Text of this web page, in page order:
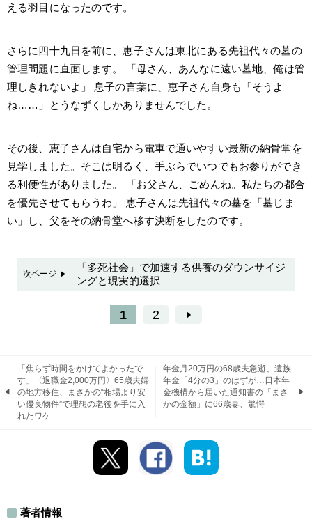
える羽目になったのです。
さらに四十九日を前に、恵子さんは東北にある先祖代々の墓の
管理問題に直面します。 「母さん、あんなに遠い墓地、俺は管
理しきれないよ」 息子の言葉に、恵子さん自身も「そうよ
ね……」とうなずくしかありませんでした。
その後、恵子さんは自宅から電車で通いやすい最新の納骨堂を
見学しました。そこは明るく、手ぶらでいつでもお参りができ
る利便性がありました。 「お父さん、ごめんね。私たちの都合
を優先させてもらうわ」 恵子さんは先祖代々の墓を「墓じま
い」し、父をその納骨堂へ移す決断をしたのです。
次ページ
「多死社会」で加速する供養のダウンサイジ
ングと現実的選択
1 2
「焦らず時間をかけてよかったで
す」〈退職金2,000万円〉65歳夫婦
の地方移住、まさかの“相場より安
い優良物件”で理想の老後を手に入
れたワケ
年金月20万円の68歳夫急逝、遺族
年金「4分の3」のはずが…日本年
金機構から届いた通知書の「まさ
かの金額」に66歳妻、驚愕
著者情報